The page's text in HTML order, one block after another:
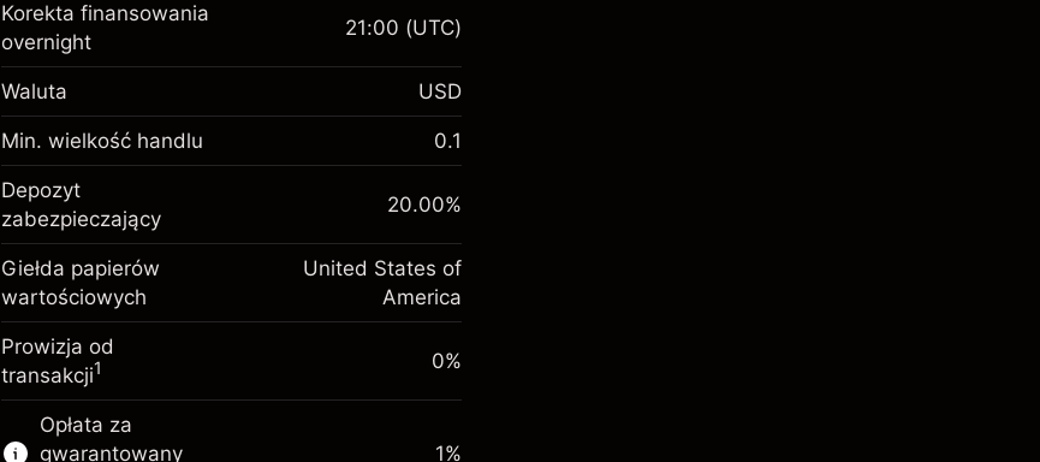
Depozyt zabezpieczający.
Twoja inwestycja
utrzymanie pozycji
Opłaty od pełnej wartości
pozycji
-0.02154
Rozmiar transakcji z dźwignią ~
Środki z dźwigni ~
Idź do platformy
Depozyt zabezpieczający.
Twoja inwestycja
$1,000.00
Opłata overnight za
utrzymanie pozycji
Opłaty od pełnej wartości
pozycji
-0.000682
(-$0.03)
Rozmiar transakcji z dźwignią ~
$5,000.00
Środki z dźwigni ~
Korekta finansowania
overnight
21:00 (UTC)
Waluta USD
Min. wielkość handlu 0.1
Depozyt
zabezpieczający
20.00%
Giełda papierów
wartościowych
United States of
America
Prowizja od
transakcji1 0%
Opłata za
gwarantowany
1%